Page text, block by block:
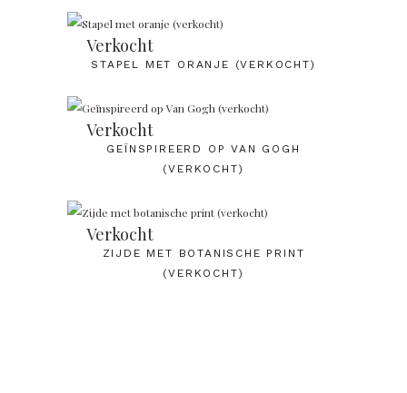
Verkocht
STAPEL MET ORANJE (VERKOCHT)
Verkocht
GEÏNSPIREERD OP VAN GOGH
(VERKOCHT)
Verkocht
ZIJDE MET BOTANISCHE PRINT
(VERKOCHT)